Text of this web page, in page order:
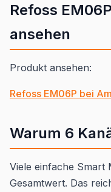
Refoss
ansehen
Produkt ansehen:
Refoss EM06P bei
Warum 6
Viele einfache Smart
Gesamtwert. Das